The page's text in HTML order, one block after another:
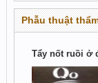
Phẫu thuật
Tẩy nốt ruồi ở